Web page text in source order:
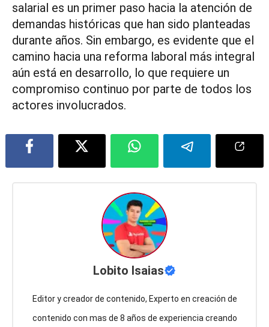
salarial es un primer paso hacia la atención de
demandas históricas que han sido planteadas
durante años. Sin embargo, es evidente que el
camino hacia una reforma laboral más integral
aún está en desarrollo, lo que requiere un
compromiso continuo por parte de todos los
actores involucrados.
Lobito Isaias
Editor y creador de contenido, Experto en creación de
contenido con mas de 8 años de experiencia creando